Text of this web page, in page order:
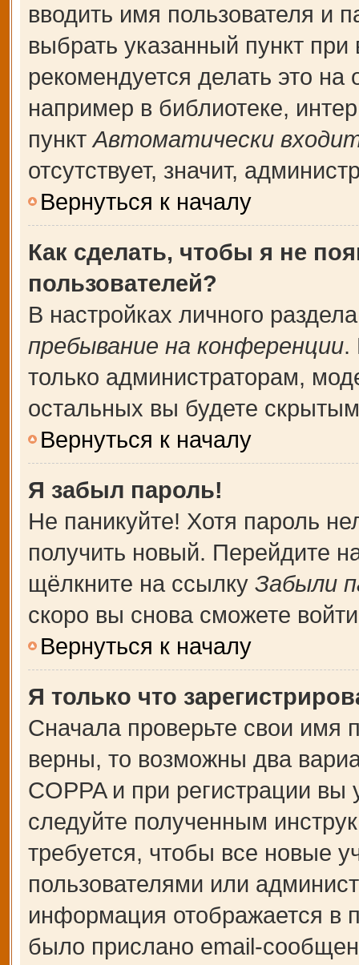
вводить имя пользователя и
выбрать указанный пункт
рекомендуется делать это
например в библиотеке,
пунктАвтоматически
отсутствует, значит,
Вернуться к началу
Как сделать, чтобы я не
пользователей?
В настройках личного
пребывание на конференции.
только администраторам,
остальных вы будете
Вернуться к началу
Я забыл пароль!
Не паникуйте! Хотя пароль
получить новый. Перейдите
щёлкните на ссылку Забыли
скоро вы снова сможете
Вернуться к началу
Я только что
Сначала проверьте свои имя
верны, то возможны два
COPPA и при регистрации вы
следуйте полученным
требуется, чтобы все новые
пользователями или
информация отображается в
было прислано email-